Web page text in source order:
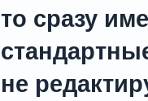
то сразу
не